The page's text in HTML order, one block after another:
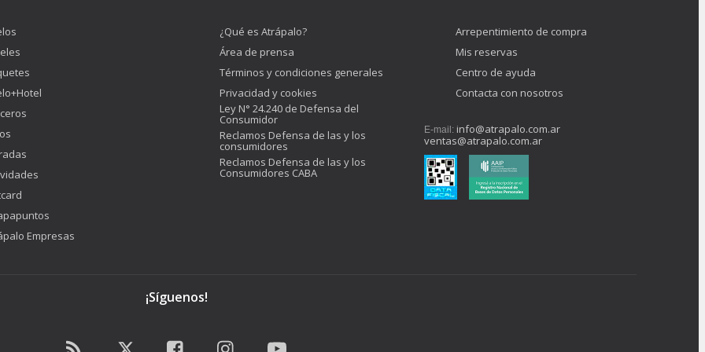
Empresas
¿Qué es Atrápalo?
Área de prensa
Términos y condiciones generales
Privacidad y cookies
Ley N° 24.240 de Defensa del
Consumidor
Reclamos Defensa de las y los
consumidores
Reclamos Defensa de las y los
Consumidores CABA
Arrepentimiento de compra
Mis reservas
Centro de ayuda
Contacta con nosotros
E-mail: info@atrapalo.com.ar
ventas@atrapalo.com.ar
¡Síguenos!